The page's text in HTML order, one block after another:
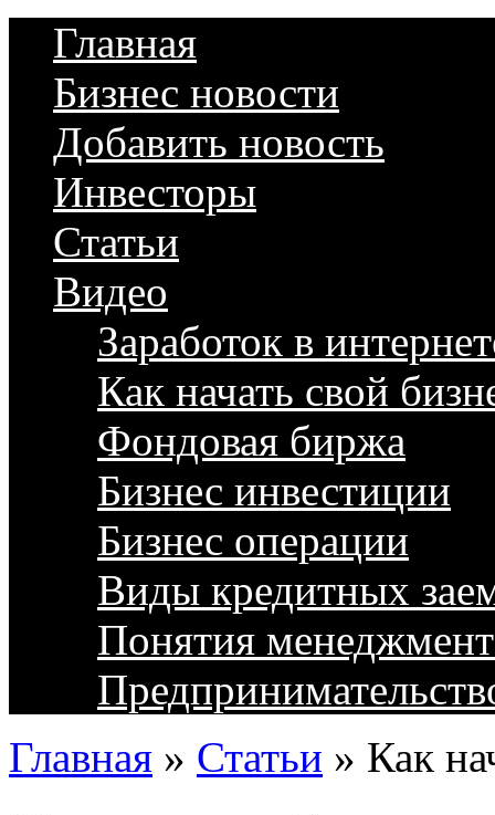
Главная
Бизнес новости
Добавить новость
Инвесторы
Статьи
Видео
Заработок в
Как начать свой
Фондовая биржа
Бизнес инвестиции
Бизнес операции
Виды кредитных
Понятия
Главная » Статьи » Как